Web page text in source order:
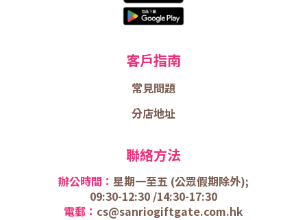
客戶指南
常見問題
分店地址
聯絡方法
辦公時間： 星期一至五 (公眾假期除外);
09:30-12:30 /14:30-17:30
電郵： cs@sanriogiftgate.com.hk